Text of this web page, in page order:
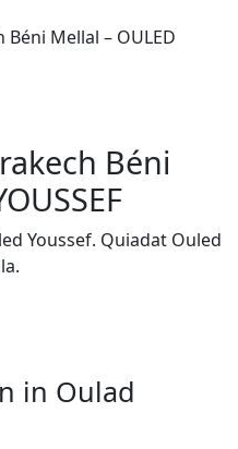
Mellal – OULED
Béni
Youssef. Quiadat Ouled
in Oulad